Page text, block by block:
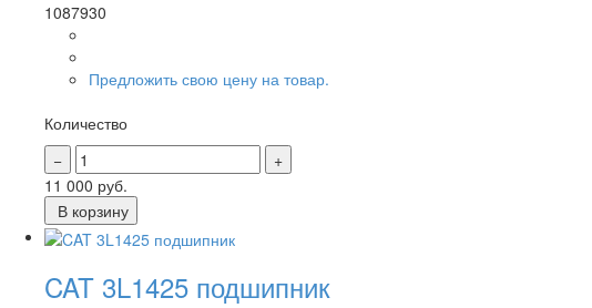
1087930
Предложить свою цену на товар.
Количество
11 000 руб.
В корзину
CAT 3L1425 подшипник